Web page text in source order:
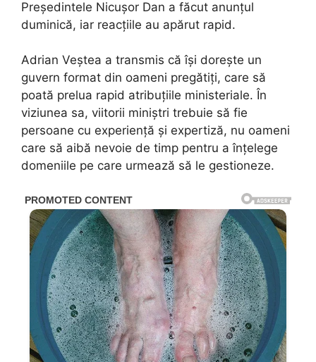
Președintele Nicușor Dan a făcut anunțul
duminică, iar reacțiile au apărut rapid.
Adrian Veștea a transmis că își dorește un
guvern format din oameni pregătiți, care să
poată prelua rapid atribuțiile ministeriale. În
viziunea sa, viitorii miniștri trebuie să fie
persoane cu experiență și expertiză, nu oameni
care să aibă nevoie de timp pentru a înțelege
domeniile pe care urmează să le gestioneze.